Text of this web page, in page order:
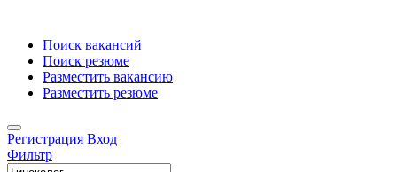
Поиск вакансий
Поиск резюме
Разместить вакансию
Разместить резюме
Регистрация Вход
Фильтр